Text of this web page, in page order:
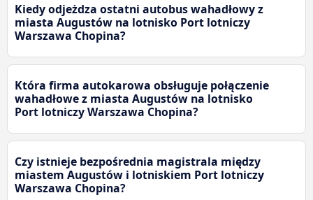
Kiedy odjeżdza ostatni autobus wahadłowy z
miasta Augustów na lotnisko Port lotniczy
Warszawa Chopina?
Która firma autokarowa obsługuje połączenie
wahadłowe z miasta Augustów na lotnisko
Port lotniczy Warszawa Chopina?
Czy istnieje bezpośrednia magistrala między
miastem Augustów i lotniskiem Port lotniczy
Warszawa Chopina?